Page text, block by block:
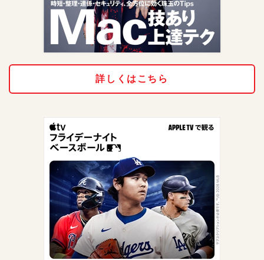
詳しくはこちら